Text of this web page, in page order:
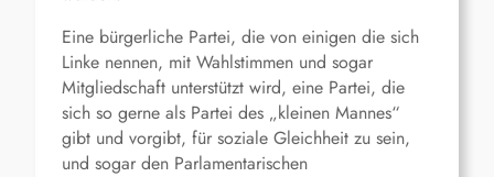
Eine bürgerliche Partei, die von einigen die sich
Linke nennen, mit Wahlstimmen und sogar
Mitgliedschaft unterstützt wird, eine Partei, die
sich so gerne als Partei des „kleinen Mannes“
gibt und vorgibt, für soziale Gleichheit zu sein,
und sogar den Parlamentarischen